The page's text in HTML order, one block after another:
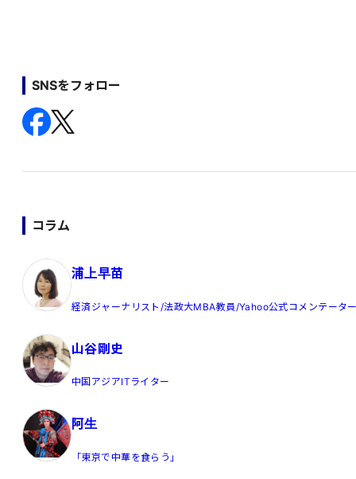
SNSをフォロー
コラム
浦上早苗
経済ジャーナリスト/法政大MBA教員/Yahoo公式コメンテータ
山谷剛史
中国アジアITライター
阿生
「東京で中華を食らう」